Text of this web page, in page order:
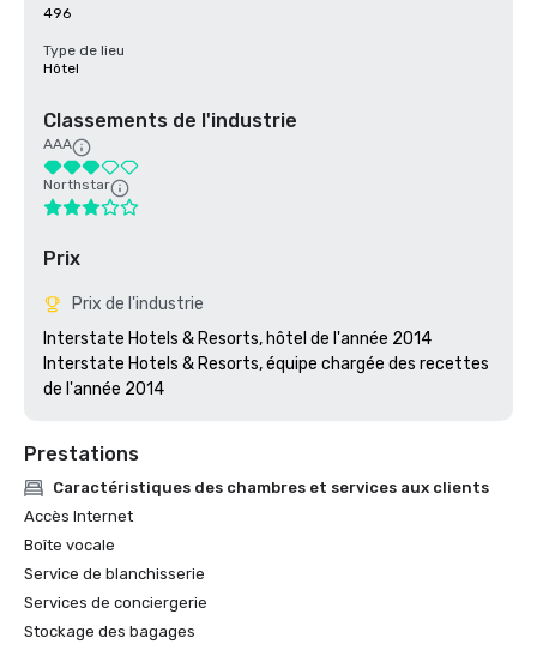
496
Type de lieu
Hôtel
Classements de l'industrie
AAA
Northstar
Prix
Prix de l'industrie
Interstate Hotels & Resorts, hôtel de l'année 2014
Interstate Hotels & Resorts, équipe chargée des recettes
Prestations
Caractéristiques des chambres et services aux clients
Accès Internet
Boîte vocale
Service de blanchisserie
Services de conciergerie
Stockage des bagages